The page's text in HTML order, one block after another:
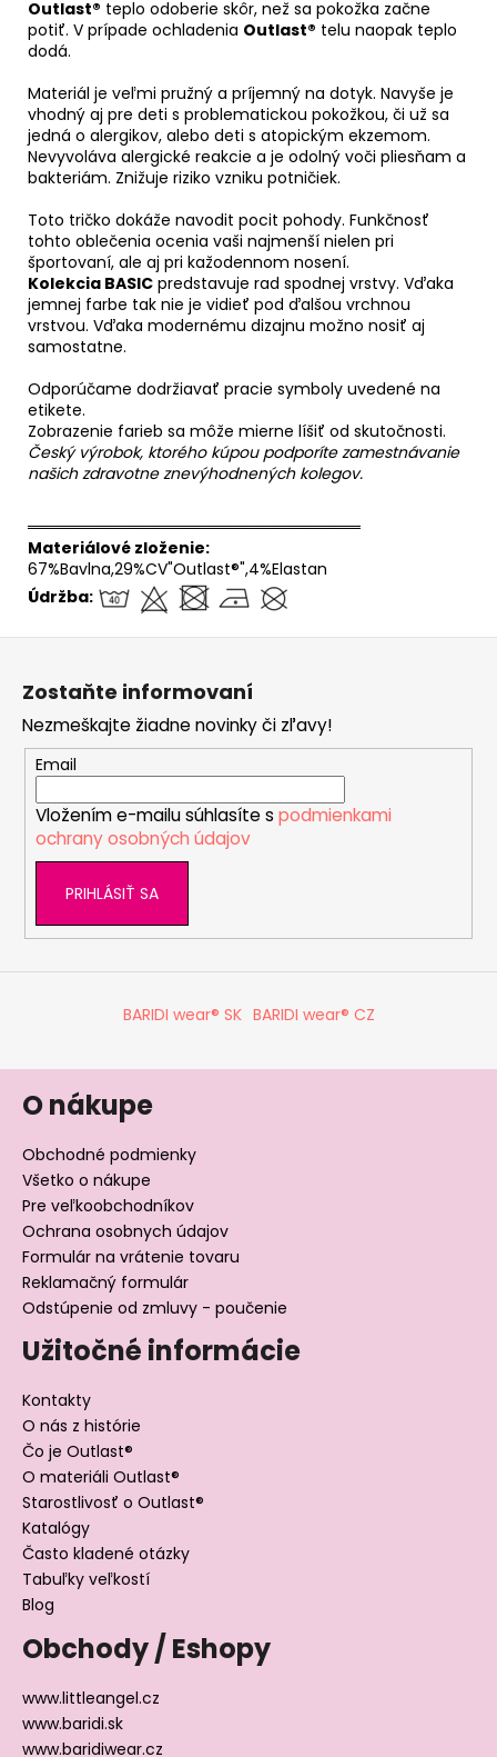
Outlast® teplo odoberie skôr, než sa pokožka začne
potiť. V prípade ochladenia Outlast® telu naopak teplo
dodá.
Materiál je veľmi pružný a príjemný na dotyk. Navyše je
vhodný aj pre deti s problematickou pokožkou, či už sa
jedná o alergikov, alebo deti s atopickým ekzemom.
Nevyvoláva alergické reakcie a je odolný voči pliesňam a
bakteriám. Znižuje riziko vzniku potničiek.
Toto tričko dokáže navodit pocit pohody. Funkčnosť
tohto oblečenia ocenia vaši najmenší nielen pri
športovaní, ale aj pri kažodennom nosení.
Kolekcia BASIC predstavuje rad spodnej vrstvy. Vďaka
jemnej farbe tak nie je vidieť pod ďalšou vrchnou
vrstvou. Vďaka modernému dizajnu možno nosiť aj
samostatne.
Odporúčame dodržiavať pracie symboly uvedené na
etikete.
Zobrazenie farieb sa môže mierne líšiť od skutočnosti.
Český výrobok, ktorého kúpou podporíte zamestnávanie
našich zdravotne znevýhodnených kolegov.
══════════════════════════════
Materiálové zloženie:
67%Bavlna,29%CV"Outlast®",4%Elastan
Údržba:
Zostaňte informovaní
Nezmeškajte žiadne novinky či zľavy!
Email
Vložením e-mailu súhlasíte s podmienkami
ochrany osobných údajov
PRIHLÁSIŤ SA
BARIDI wear® SK BARIDI wear® CZ
O nákupe
Obchodné podmienky
Všetko o nákupe
Pre veľkoobchodníkov
Ochrana osobnych údajov
Formulár na vrátenie tovaru
Reklamačný formulár
Odstúpenie od zmluvy - poučenie
Užitočné informácie
Kontakty
O nás z histórie
Čo je Outlast®
O materiáli Outlast®
Starostlivosť o Outlast®
Katalógy
Často kladené otázky
Tabuľky veľkostí
Blog
Obchody / Eshopy
www.littleangel.cz
www.baridi.sk
www.baridiwear.cz